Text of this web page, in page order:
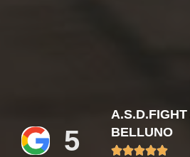
5
BELLUNO
